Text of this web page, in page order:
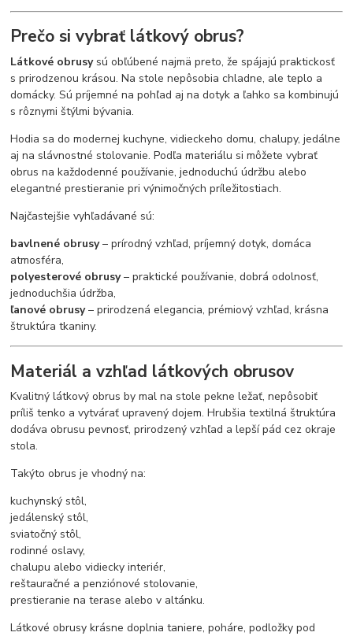
Prečo si vybrať látkový obrus?
Látkové obrusysú obľúbené najmä preto, že spájajú praktickosť
s prirodzenou krásou. Na stole nepôsobia chladne, ale teplo a
domácky. Sú príjemné na pohľad aj na dotyk a ľahko sa kombinujú
s rôznymi štýlmi bývania.
Hodia sa do modernej kuchyne, vidieckeho domu, chalupy, jedálne
aj na slávnostné stolovanie. Podľa materiálu si môžete vybrať
obrus na každodenné používanie, jednoduchú údržbu alebo
elegantné prestieranie pri výnimočných príležitostiach.
Najčastejšie vyhľadávané sú:
bavlnené obrusy– prírodný vzhľad, príjemný dotyk, domáca
atmosféra,
polyesterové obrusy– praktické používanie, dobrá odolnosť,
jednoduchšia údržba,
ľanové obrusy– prirodzená elegancia, prémiový vzhľad, krásna
štruktúra tkaniny.
Materiál a vzhľad látkových obrusov
Kvalitný látkový obrus by mal na stole pekne ležať, nepôsobiť
príliš tenko a vytvárať upravený dojem. Hrubšia textilná štruktúra
dodáva obrusu pevnosť, prirodzený vzhľad a lepší pád cez okraje
stola.
Takýto obrus je vhodný na:
kuchynský stôl,
jedálenský stôl,
sviatočný stôl,
rodinné oslavy,
chalupu alebo vidiecky interiér,
reštauračné a penziónové stolovanie,
prestieranie na terase alebo v altánku.
Látkové obrusy krásne doplnia taniere, poháre, podložky pod